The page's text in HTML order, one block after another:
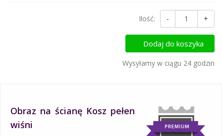
Dodaj do koszyka
Ilość: - +
Wysyłamy w ciągu 24 godzin
Obraz na ścianę Kosz pełen
wiśni